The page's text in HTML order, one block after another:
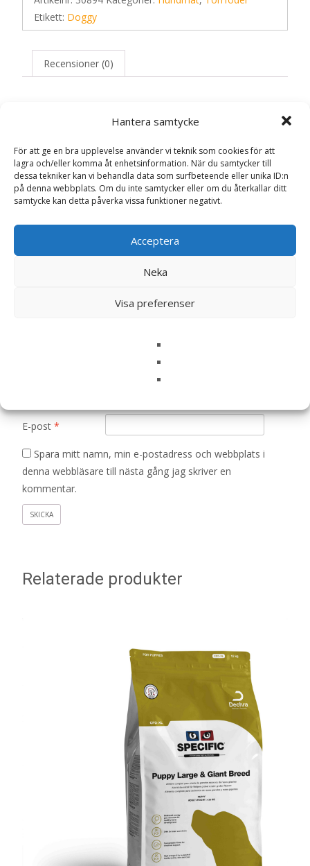
Hantera samtycke
För att ge en bra upplevelse använder vi teknik som cookies för att
lagra och/eller komma åt enhetsinformation. När du samtycker till
dessa tekniker kan vi behandla data som surfbeteende eller unika ID:n
på denna webbplats. Om du inte samtycker eller om du återkallar ditt
samtycke kan detta påverka vissa funktioner negativt.
Acceptera
Neka
Visa preferenser
Etikett: Doggy
Recensioner (0)
Recensioner
Det finns inga recensioner än.
Bli först med att recensera ”Lamm & Ris
Torrfoder för hund – 4,75 kg – Doggy”
Din e-postadress kommer inte publiceras. Obligatoriska fält
E-post *
Spara mitt namn, min e-postadress och webbplats i
denna webbläsare till nästa gång jag skriver en
kommentar.
Relaterade produkter